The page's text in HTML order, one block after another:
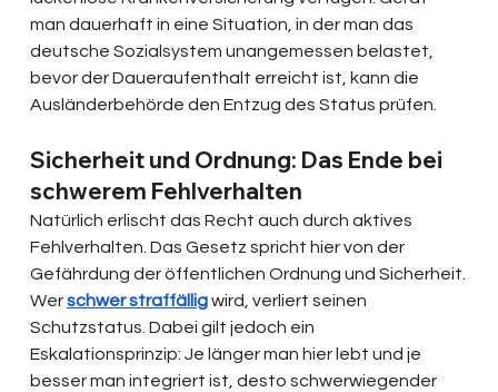
man dauerhaft in eine Situation, in der man das
deutsche Sozialsystem unangemessen belastet,
bevor der Daueraufenthalt erreicht ist, kann die
Ausländerbehörde den Entzug des Status prüfen.
Sicherheit und Ordnung: Das Ende bei
schwerem Fehlverhalten
Natürlich erlischt das Recht auch durch aktives
Fehlverhalten. Das Gesetz spricht hier von der
Gefährdung der öffentlichen Ordnung und Sicherheit.
Wer schwer straffällig wird, verliert seinen
Schutzstatus. Dabei gilt jedoch ein
Eskalationsprinzip: Je länger man hier lebt und je
besser man integriert ist, desto schwerwiegender